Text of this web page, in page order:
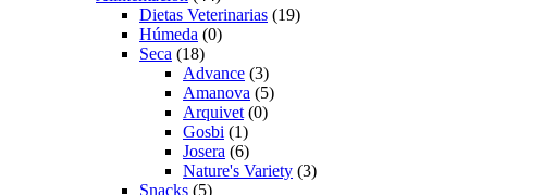
Dietas Veterinarias (19)
Húmeda (0)
Seca (18)
Advance (3)
Amanova (5)
Arquivet (0)
Gosbi (1)
Josera (6)
Nature's Variety (3)
Snacks (5)